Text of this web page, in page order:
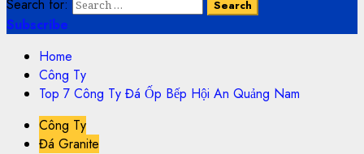
Search for:
Subscribe
Home
Công Ty
Top 7 Công Ty Đá Ốp Bếp Hội An Quảng Nam
Công Ty
Đá Granite